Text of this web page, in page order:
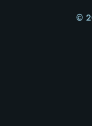
©